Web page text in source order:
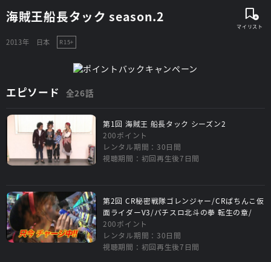
海賊王船長タック season.2
2013年 日本 R15+
エピソード 全26話
第1回 海賊王 船長タック シーズン2
200ポイント
レンタル期間：30日間
視聴期間：初回再生後7日間
第2回 CR秘密戦隊ゴレンジャー/CRぱちんこ仮
面ライダーV3/パチスロ北斗の拳 転生の章/
200ポイント
レンタル期間：30日間
視聴期間：初回再生後7日間